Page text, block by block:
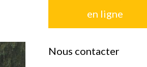
en ligne
Nous contacter